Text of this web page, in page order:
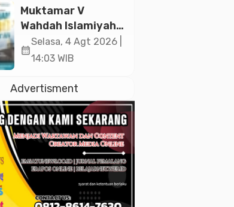
Indonesia Open
2026
Muktamar V
Wahdah Islamiyah
Akan Kukuhkan
10.000 Guru Al-
Istiqlal
calendar_month
Selasa, 4 Agt 2026 |
14:03 WIB
Advertisment